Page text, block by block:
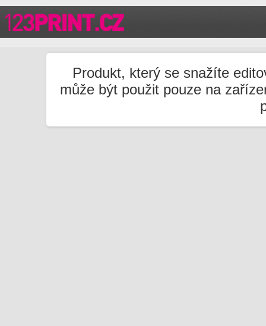
Produkt, který se snažíte
může být použit pouze na